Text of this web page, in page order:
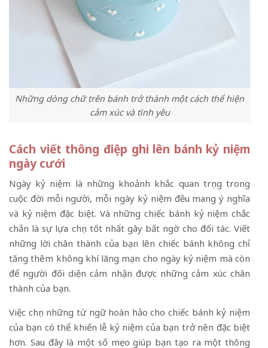
Những dòng chữ trên bánh trở thành một cách thể hiện
cảm xúc và tình yêu
Cách viết thông điệp ghi lên bánh kỷ niệm
ngày cưới
Ngày kỷ niệm là những khoảnh khắc quan trọng trong
cuộc đời mỗi người, mỗi ngày kỷ niệm đều mang ý nghĩa
và kỷ niệm đặc biệt. Và những chiếc bánh kỷ niệm chắc
chắn là sự lựa chọn tốt nhất gây bất ngờ cho đối tác. Viết
những lời chân thành của bạn lên chiếc bánh không chỉ
tăng thêm không khí lãng mạn cho ngày kỷ niệm mà còn
để người đối diện cảm nhận được những cảm xúc chân
thành của bạn.
Việc chọn những từ ngữ hoàn hảo cho chiếc bánh kỷ niệm
của bạn có thể khiến lễ kỷ niệm của bạn trở nên đặc biệt
hơn. Sau đây là một số mẹo giúp bạn tạo ra một thông